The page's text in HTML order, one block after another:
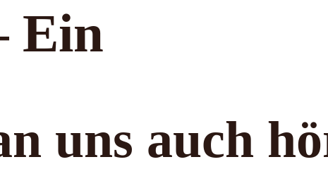
uns auch
Ein